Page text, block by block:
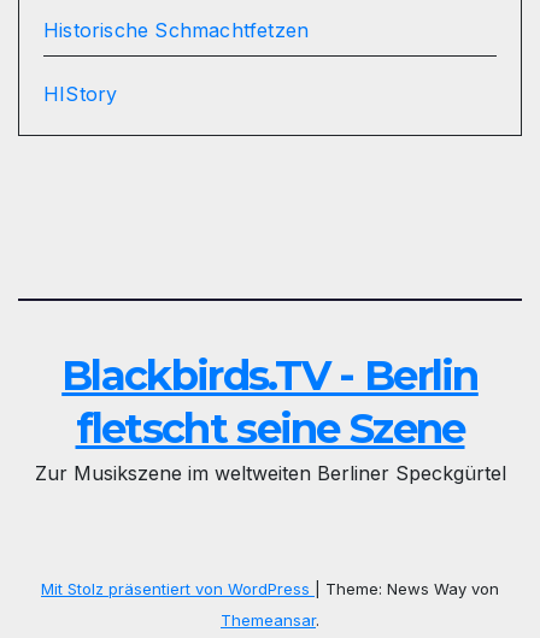
Historische Schmachtfetzen
HIStory
Blackbirds.TV - Berlin
fletscht seine Szene
Zur Musikszene im weltweiten Berliner Speckgürtel
Mit Stolz präsentiert von WordPress
Theme: News Way von
Themeansar.